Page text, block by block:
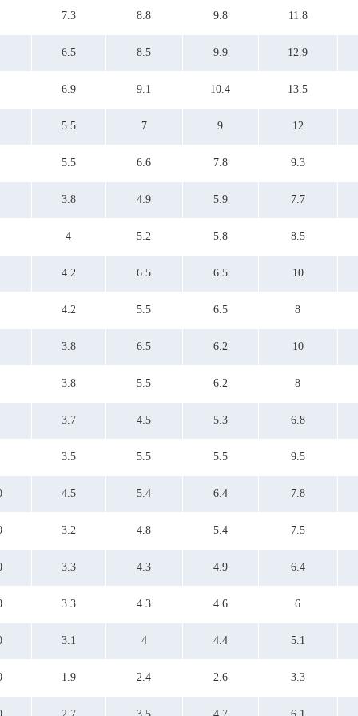
5.4
6.5
6.9
7.2
7.6
8.8
9.1
9.5
5.9
6.2
6.5
7.8
9.8
6.5
7.7
7.3 8.8 9.8 11.8
6.5 8.5 9.9 12.9
6.9 9.1 10.4 13.5
5.5 7 9 12
5.5 6.6 7.8 9.3
3.8 4.9 5.9 7.7
4 5.2 5.8 8.5
4.2 6.5 6.5 10
4.2 5.5 6.5 8
3.8 6.5 6.2 10
3.8 5.5 6.2 8
3.7 4.5 5.3 6.8
3.5 5.5 5.5 9.5
4.5 5.4 6.4 7.8
3.2 4.8 5.4 7.5
3.3 4.3 4.9 6.4
3.3 4.3 4.6 6
3.1 4 4.4 5.1
1.9 2.4 2.6 3.3